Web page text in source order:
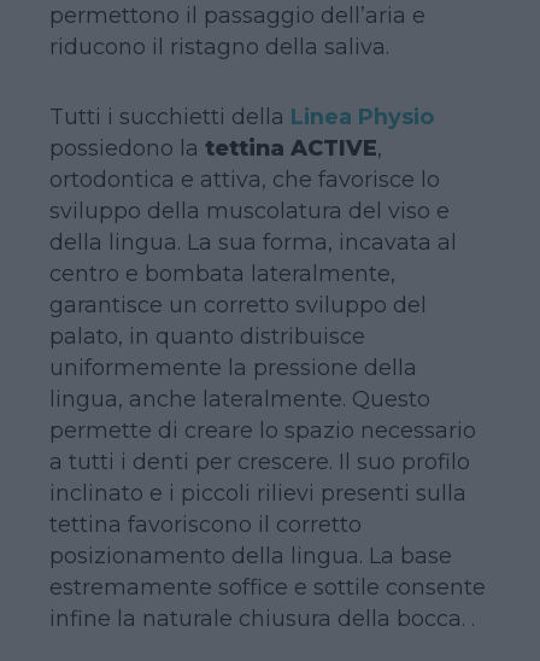
permettono il passaggio dell’aria e
riducono il ristagno della saliva.
Tutti i succhietti della Linea Physio
possiedono la tettina ACTIVE,
ortodontica e attiva, che favorisce lo
sviluppo della muscolatura del viso e
della lingua. La sua forma, incavata al
centro e bombata lateralmente,
garantisce un corretto sviluppo del
palato, in quanto distribuisce
uniformemente la pressione della
lingua, anche lateralmente. Questo
permette di creare lo spazio necessario
a tutti i denti per crescere. Il suo profilo
inclinato e i piccoli rilievi presenti sulla
tettina favoriscono il corretto
posizionamento della lingua. La base
estremamente soffice e sottile consente
infine la naturale chiusura della bocca. .